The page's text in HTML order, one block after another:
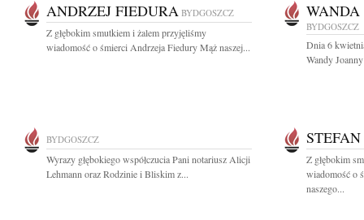
ANDRZEJ FIEDURA BYDGOSZCZ
Z głębokim smutkiem i żalem przyjęliśmy
wiadomość o śmierci Andrzeja Fiedury Mąż naszej...
BYDGOSZCZ
Dnia 6
Wandy
BYDGOSZCZ
Wyrazy głębokiego współczucia Pani notariusz Alicji
Lehmann oraz Rodzinie i Bliskim z...
Z głębokim
wiadomość o
naszego...